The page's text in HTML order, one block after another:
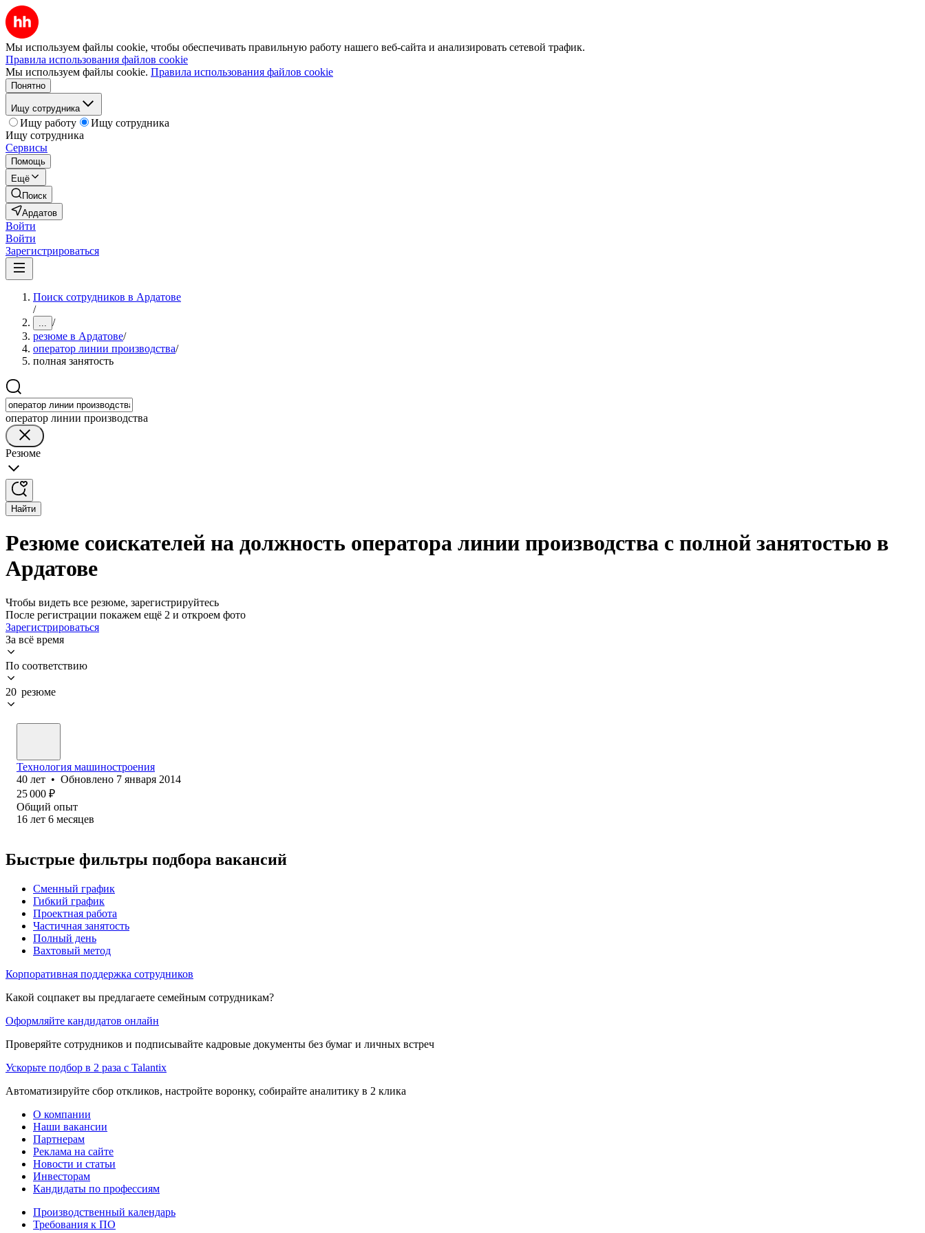
Мы используем файлы cookie, чтобы обеспечивать правильную работу нашего веб-сайта и анализировать сетевой трафик.
Правила использования файлов cookie
Мы используем файлы cookie. Правила использования файлов cookie
Понятно
Ищу сотрудника
Ищу работу
Ищу сотрудника
Ищу сотрудника
Сервисы
Помощь
Ещё
Поиск
Ардатов
Войти
Войти
Зарегистрироваться
Поиск сотрудников в Ардатове
/
... /
резюме в Ардатове/
оператор линии производства/
полная занятость
оператор линии производства
Резюме
Найти
Резюме соискателей на должность оператора линии производства с полной занятостью в
Ардатове
Чтобы видеть все резюме, зарегистрируйтесь
После регистрации покажем ещё 2 и откроем фото
Зарегистрироваться
За всё время
По соответствию
20 резюме
Технология машиностроения
40 лет • Обновлено 7 января 2014
25 000 ₽
Общий опыт
16 лет 6 месяцев
Быстрые фильтры подбора вакансий
Сменный график
Гибкий график
Проектная работа
Частичная занятость
Полный день
Вахтовый метод
Корпоративная поддержка сотрудников
Какой соцпакет вы предлагаете семейным сотрудникам?
Оформляйте кандидатов онлайн
Проверяйте сотрудников и подписывайте кадровые документы без бумаг и личных встреч
Ускорьте подбор в 2 раза с Talantix
Автоматизируйте сбор откликов, настройте воронку, собирайте аналитику в 2 клика
О компании
Наши вакансии
Партнерам
Реклама на сайте
Новости и статьи
Инвесторам
Кандидаты по профессиям
Производственный календарь
Требования к ПО